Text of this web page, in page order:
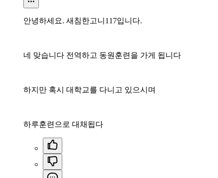
안녕하세요. 새침한고니117입니다.
네 맞습니다 전역하고 동원훈련을 가게 됩니다
하지만 혹시 대학교를 다니고 있으시며
하루훈련으로 대채됩다